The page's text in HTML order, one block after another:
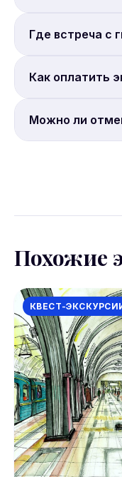
Цена от 7 000
Где встреча с
Место встречи:
Как оплатить
Оплата гиду на
Можно ли
Похожие
КВЕСТ-